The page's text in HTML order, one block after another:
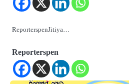
ReporterspenJitiya…
Reporterspen